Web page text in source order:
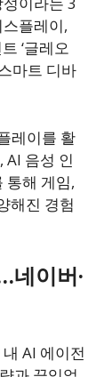
플레이,
‘글레오
마트 디바
레이를 활
AI 음성 인
통해 게임,
해진 경험
네이버·
AI 에이전